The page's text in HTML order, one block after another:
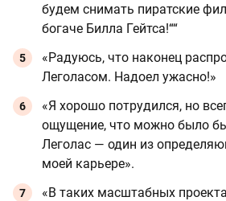
будем снимать пиратские
богаче Билла Гейтса!““
«Радуюсь, что наконец
Леголасом. Надоел ужасно!»
«Я хорошо потрудился, но
ощущение, что можно было
Леголас — один из
моей карьере».
«В таких масштабных